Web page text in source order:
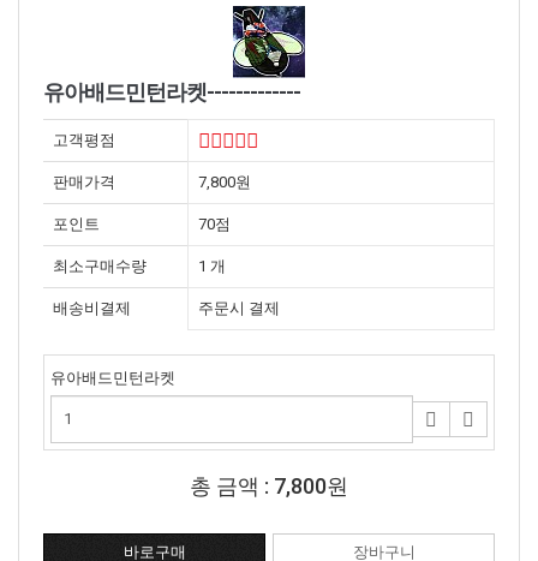
유아배드민턴라켓-------------
고객평점
판매가격 7,800원
포인트 70점
최소구매수량 1 개
배송비결제 주문시 결제
유아배드민턴라켓
총 금액 : 7,800원